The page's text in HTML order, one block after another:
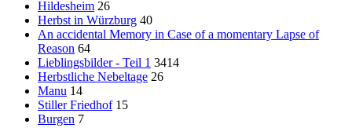
Hildesheim 26
Herbst in Würzburg 40
An accidental Memory in Case of a momentary Lapse of
Reason 64
Lieblingsbilder - Teil 1 3414
Herbstliche Nebeltage 26
Manu 14
Stiller Friedhof 15
Burgen 7